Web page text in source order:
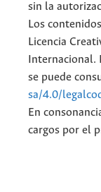
sin la
Los
Licencia
se puede
sa/4.0/
En
cargos por el